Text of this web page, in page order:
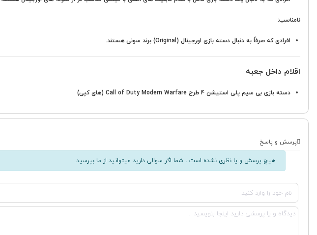
نامناسب:
افرادی که صرفاً به دنبال دسته بازی اورجینال (Original) برند سونی هستند.
اقلام داخل جعبه
دسته بازی بی سیم پلی استیشن 4 طرح Call of Duty Modern Warfare (های کپی)
پرسش و پاسخ
هیچ پرسش و یا نظری نشده است ، شما اگر سوالی دارید میتوانید از ما بپرسید..